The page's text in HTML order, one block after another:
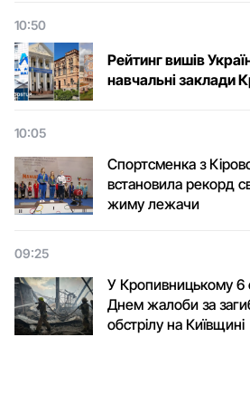
10:50
Рейтинг вишів
навчальні заклади
10:05
Спортсменка з
встановила рекорд
жиму лежачи
09:25
У Кропивницькому 6
Днем жалоби за
обстрілу на Київщині